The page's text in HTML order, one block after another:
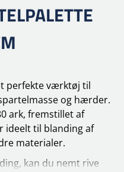
perfekte værktøj til
og hærder.
ark, fremstillet af
ideelt til blanding af
materialer.
kan du nemt rive